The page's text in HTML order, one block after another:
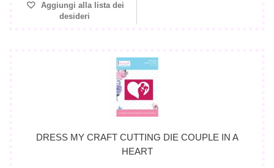
Aggiungi alla lista dei
desideri
DRESS MY CRAFT CUTTING DIE COUPLE IN A
HEART